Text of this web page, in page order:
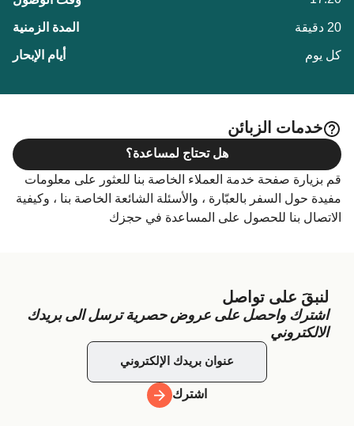
20 دقيقة
كل يوم
خدمات الزبائن
قم بزيارة صفحة خدمة العملاء الخاصة بنا للعثور على معلومات
مفيدة حول السفر بالعبّارة ، والأسئلة الشائعة الخاصة بنا ، وكيفية
الاتصال بنا للحصول على المساعدة في حجزك
هل تحتاج لمساعدة؟
لنبقَ على تواصل
اشترك واحصل على عروض حصرية ترسل الى بريدك
الالكتروني
اشترك